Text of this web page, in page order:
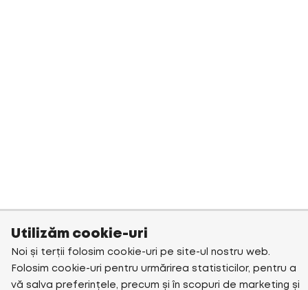
Utilizăm cookie-uri
Noi și terții folosim cookie-uri pe site-ul nostru web.
Folosim cookie-uri pentru urmărirea statisticilor, pentru a
vă salva preferințele, precum și în scopuri de marketing și